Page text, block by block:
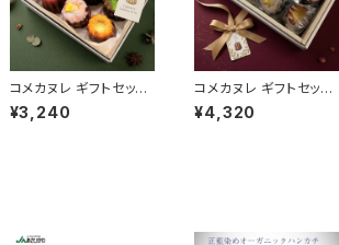
コメカヌレ ギフトセット
６個入り 小麦を使わな
いグルテンフリーのカヌ
¥3,240
コメカヌレ ギフトセット
８個入り 小麦を使わな
いグルテンフリーのカヌ
¥4,320